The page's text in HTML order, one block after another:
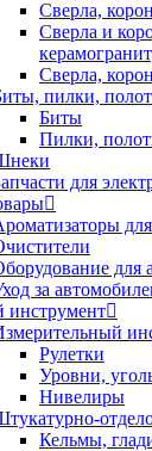
Сверла,
Сверла и
Сверла,
пилки,
Биты
Пилки,
для
для
за
инструмент
Рулетки
Уровни,
Нивелиры
Кельмы,